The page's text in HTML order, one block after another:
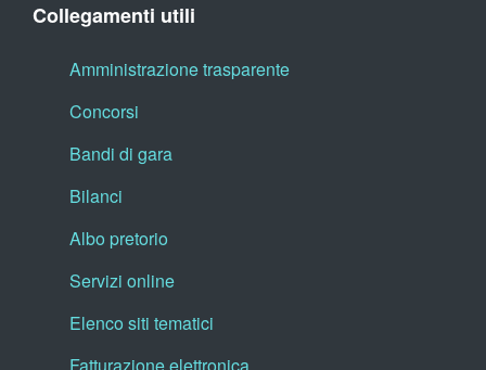
Collegamenti utili
Amministrazione trasparente
Concorsi
Bandi di gara
Bilanci
Albo pretorio
Servizi online
Elenco siti tematici